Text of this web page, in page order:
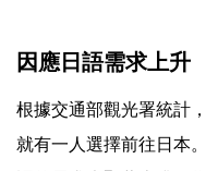
因應日語需求上
根據交通部觀光署統計
就有一人選擇前往日本